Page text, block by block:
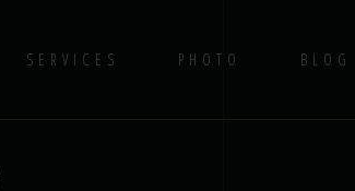
SERVICES PHOTO BLOG